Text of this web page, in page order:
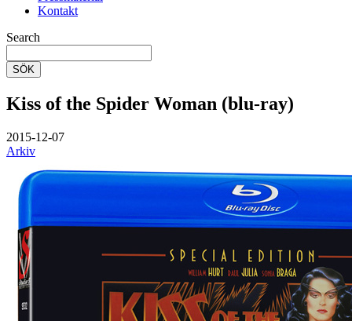
Kontakt
Search
SÖK
Kiss of the Spider Woman (blu-ray)
2015-12-07
Arkiv